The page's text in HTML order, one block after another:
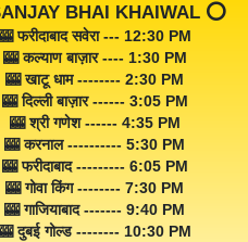
BHAI KHAIWAL ⭕️
🎰 फरीदाबाद सवेरा --- 12:30 PM
🎰 कल्याण बाज़ार ---- 1:30 PM
🎰 खाटू धाम -------- 2:30 PM
🎰 दिल्ली बाज़ार ------ 3:05 PM
🎰 श्री गणेश ------ 4:35 PM
🎰 करनाल ---------- 5:30 PM
🎰 फरीदाबाद --------- 6:05 PM
🎰 गोवा किंग -------- 7:30 PM
🎰 गाजियाबाद ------- 9:40 PM
🎰 दुबई गोल्ड -------- 10:30 PM